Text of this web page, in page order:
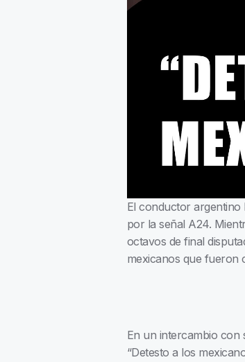
El conductor argentino
por la señal A24.
octavos de final
mexicanos que fueron
En un intercambio con
“Detesto a los